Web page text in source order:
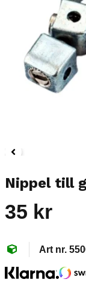
Nippel till
35 kr